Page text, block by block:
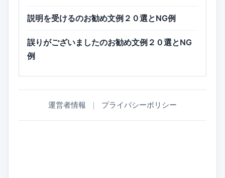
説明を受けるのお勧め文例２０選とNG例
誤りがございましたのお勧め文例２０選とNG
例
運営者情報 ｜ プライバシーポリシー